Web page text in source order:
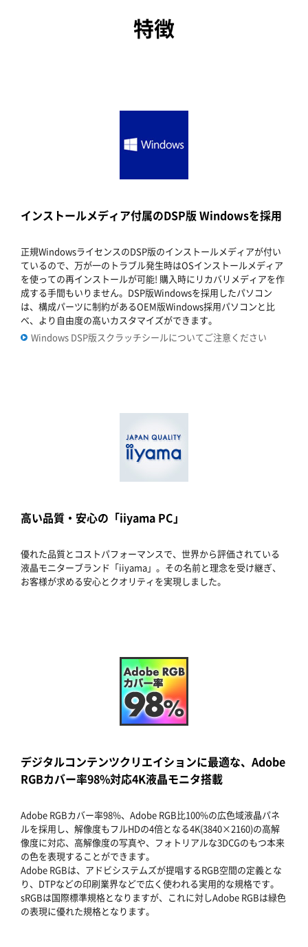
特徴
インストールメディア付属のDSP版 Windowsを採用
正規WindowsライセンスのDSP版のインストールメディアが付い
ているので、万が一のトラブル発生時はOSインストールメディア
を使っての再インストールが可能! 購入時にリカバリメディアを作
成する手間もいりません。DSP版Windowsを採用したパソコン
は、構成パーツに制約があるOEM版Windows採用パソコンと比
べ、より自由度の高いカスタマイズができます。
Windows DSP版スクラッチシールについてご注意ください
高い品質・安心の「iiyama PC」
優れた品質とコストパフォーマンスで、世界から評価されている
液晶モニターブランド「iiyama」。その名前と理念を受け継ぎ、
お客様が求める安心とクオリティを実現しました。
デジタルコンテンツクリエイションに最適な、Adobe
RGBカバー率98%対応4K液晶モニタ搭載
Adobe RGBカバー率98%、Adobe RGB比100%の広色域液晶パネ
ルを採用し、解像度もフルHDの4倍となる4K(3840×2160)の高解
像度に対応、高解像度の写真や、フォトリアルな3DCGのもつ本来
の色を表現することができます。
Adobe RGBは、アドビシステムズが提唱するRGB空間の定義とな
り、DTPなどの印刷業界などで広く使われる実用的な規格です。
sRGBは国際標準規格となりますが、これに対しAdobe RGBは緑色
の表現に優れた規格となります。